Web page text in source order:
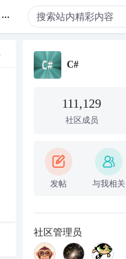
...
C#
111,129
社区成员
发帖 与我相关
社区管理员